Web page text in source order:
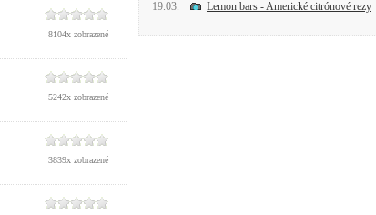
8104x zobrazené
5242x zobrazené
3839x zobrazené
19.03.
Lemon bars - Americké citrónové rezy